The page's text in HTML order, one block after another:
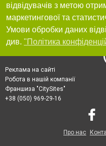
відвідувачів з метою
маркетингової та
Умови обробки даних
див. "Політика
Реклама на сайті
Робота в нашій компанії
Франшиза "CitySites"
+38 (050) 969-29-16
Про нас